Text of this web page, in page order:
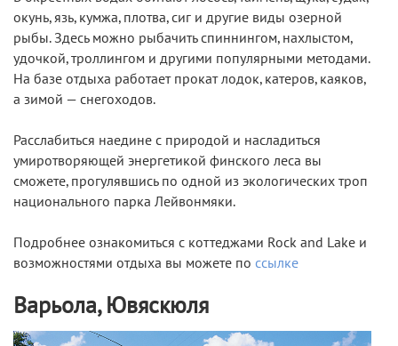
окунь, язь, кумжа, плотва, сиг и другие виды озерной
рыбы. Здесь можно рыбачить спиннингом, нахлыстом,
удочкой, троллингом и другими популярными методами.
На базе отдыха работает прокат лодок, катеров, каяков,
а зимой — снегоходов.
Расслабиться наедине с природой и насладиться
умиротворяющей энергетикой финского леса вы
сможете, прогулявшись по одной из экологических троп
национального парка Лейвонмяки.
Подробнее ознакомиться с коттеджами Rock and Lake и
возможностями отдыха вы можете по ссылке
Варьола, Ювяскюля